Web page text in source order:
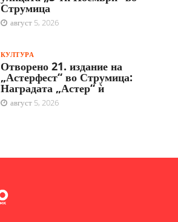
Струмица
август 5, 2026
КУЛТУРА
Отворено 21. издание на
„Астерфест“ во Струмица:
Наградата „Астер“ ѝ
август 5, 2026